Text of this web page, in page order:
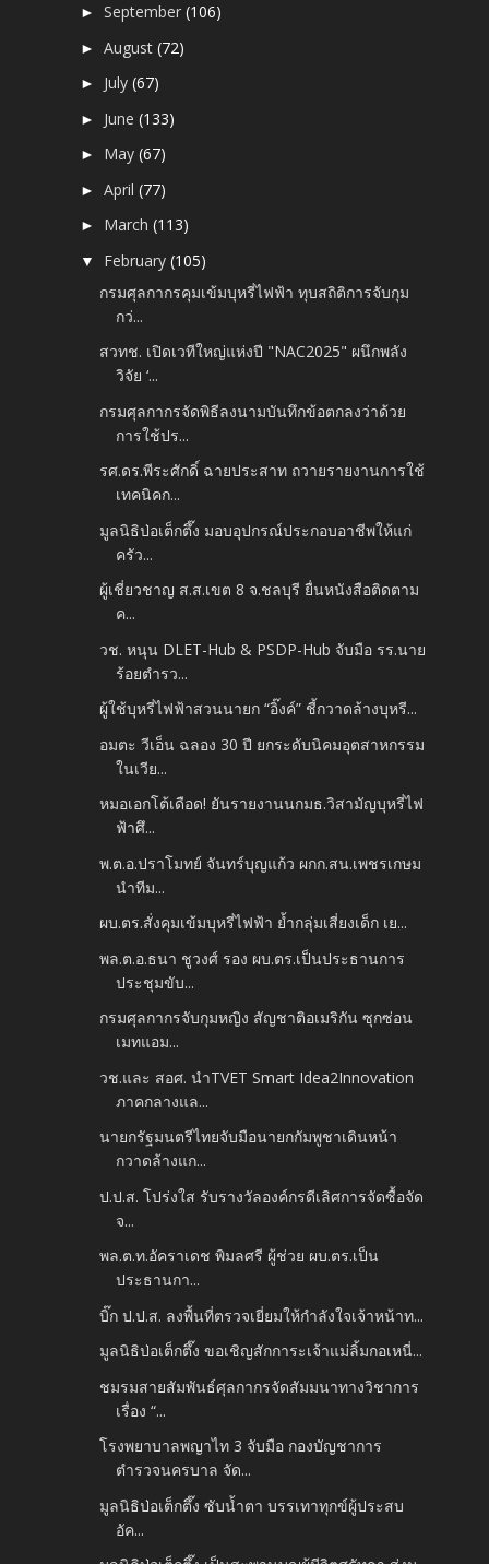
►September(106)
►August(72)
► July(67)
► June(133)
► May(67)
►April(77)
► March(113)
▼ February(105)
กรมศุลกากรคุมเข้มบุหรี่ไฟฟ้า ทุบสถิติการจับกุม
กว่...
สวทช. เปิดเวทีใหญ่แห่งปี "NAC2025" ผนึกพลัง
วิจัย ‘...
กรมศุลกากรจัดพิธีลงนามบันทึกข้อตกลงว่าด้วย
การใช้ปร...
รศ.ดร.พีระศักดิ์ ฉายประสาท ถวายรายงานการใช้
เทคนิคก...
มูลนิธิป่อเต็กตึ๊ง มอบอุปกรณ์ประกอบอาชีพให้แก่
ครัว...
ผู้เชี่ยวชาญ ส.ส.เขต 8 จ.ชลบุรี ยื่นหนังสือติดตาม
ค...
วช. หนุน DLET-Hub & PSDP-Hub จับมือ รร.นาย
ร้อยตำรว...
ผู้ใช้บุหรี่ไฟฟ้าสวนนายก “อิ๊งค์” ชี้กวาดล้างบุหรี...
อมตะ วีเอ็น ฉลอง 30 ปี ยกระดับนิคมอุตสาหกรรม
ในเวีย...
หมอเอกโต้เดือด! ยันรายงานนกมธ.วิสามัญบุหรี่ไฟ
ฟ้าศึ...
พ.ต.อ.ปราโมทย์ จันทร์บุญแก้ว ผกก.สน.เพชรเกษม
นำทีม...
ผบ.ตร.สั่งคุมเข้มบุหรี่ไฟฟ้า ย้ำกลุ่มเสี่ยงเด็ก เย...
พล.ต.อ.ธนา ชูวงศ์ รอง ผบ.ตร.เป็นประธานการ
ประชุมขับ...
กรมศุลกากรจับกุมหญิง สัญชาติอเมริกัน ซุกซ่อน
เมทแอม...
วช.และ สอศ. นำTVET Smart Idea2Innovation
ภาคกลางแล...
นายกรัฐมนตรีไทยจับมือนายกกัมพูชาเดินหน้า
กวาดล้างแก...
ป.ป.ส. โปร่งใส รับรางวัลองค์กรดีเลิศการจัดซื้อจัด
จ...
พล.ต.ท.อัคราเดช พิมลศรี ผู้ช่วย ผบ.ตร.เป็น
ประธานกา...
บิ๊ก ป.ป.ส. ลงพื้นที่ตรวจเยี่ยมให้กำลังใจเจ้าหน้าท...
มูลนิธิป่อเต็กตึ๊ง ขอเชิญสักการะเจ้าแม่ลิ้มกอเหนี่...
ชมรมสายสัมพันธ์ศุลกากรจัดสัมมนาทางวิชาการ
เรื่อง “...
โรงพยาบาลพญาไท 3 จับมือ กองบัญชาการ
ตำรวจนครบาล จัด...
มูลนิธิป่อเต็กตึ๊ง ซับน้ำตา บรรเทาทุกข์ผู้ประสบ
อัค...